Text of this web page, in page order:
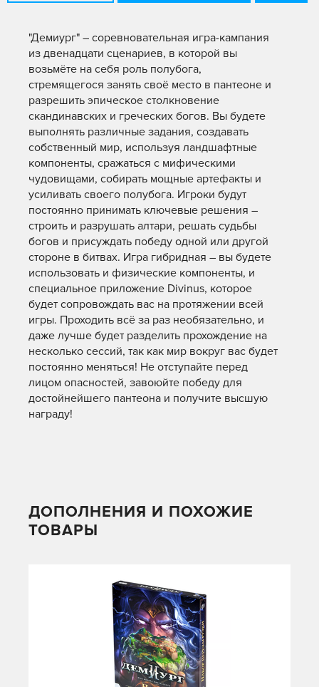
"Демиург" – соревновательная игра-кампания
из двенадцати сценариев, в которой вы
возьмёте на себя роль полубога,
стремящегося занять своё место в пантеоне и
разрешить эпическое столкновение
скандинавских и греческих богов. Вы будете
выполнять различные задания, создавать
собственный мир, используя ландшафтные
компоненты, сражаться с мифическими
чудовищами, собирать мощные артефакты и
усиливать своего полубога. Игроки будут
постоянно принимать ключевые решения –
строить и разрушать алтари, решать судьбы
богов и присуждать победу одной или другой
стороне в битвах. Игра гибридная – вы будете
использовать и физические компоненты, и
специальное приложение Divinus, которое
будет сопровождать вас на протяжении всей
игры. Проходить всё за раз необязательно, и
даже лучше будет разделить прохождение на
несколько сессий, так как мир вокруг вас будет
постоянно меняться! Не отступайте перед
лицом опасностей, завоюйте победу для
достойнейшего пантеона и получите высшую
награду!
ДОПОЛНЕНИЯ И ПОХОЖИЕ
ТОВАРЫ